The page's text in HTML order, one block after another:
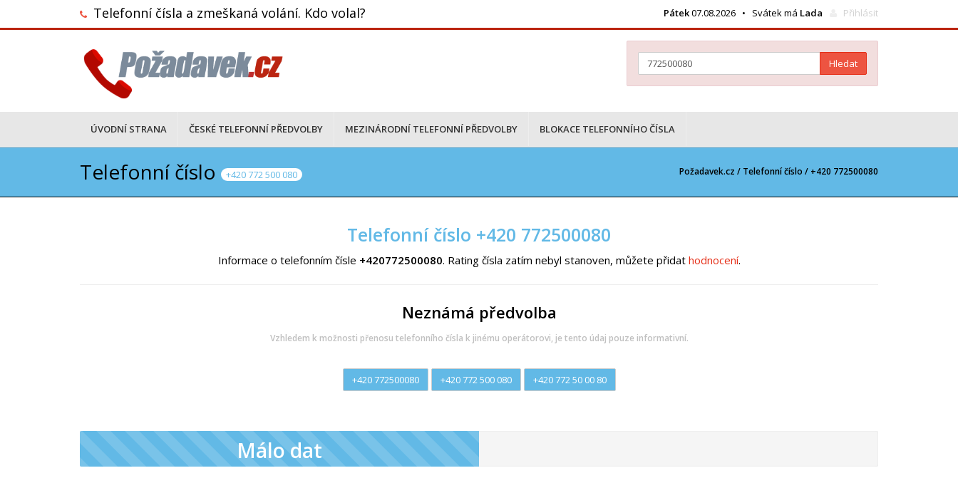
Telefonní čísla a zmeškaná volání. Kdo volal? Přihlásit
Pátek07.08.2026 • Svátek má Lada
Hledat
ÚVODNÍ STRANA ČESKÉ TELEFONNÍ PŘEDVOLBY MEZINÁRODNÍ TELEFONNÍ PŘEDVOLBY BLOKACE TELEFONNÍHO ČÍSLA
Telefonní číslo +420 772 500 080 Požadavek.cz / Telefonní číslo / +420 772500080
Telefonní číslo +420 772500080
Informace o telefonním čísle +420772500080. Rating čísla zatím nebyl stanoven, můžete přidat hodnocení.
Neznámá předvolba
Vzhledem k možnosti přenosu telefonního čísla k jinému operátorovi, je tento údaj pouze informativní.
+420 772500080 +420 772 500 080 +420 772 50 00 80
Málo dat